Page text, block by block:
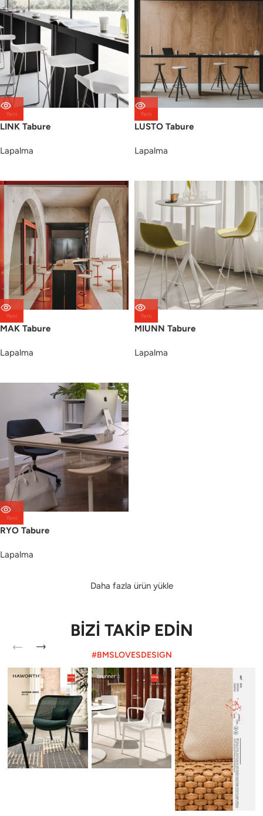
Yeni
LINK Tabure
Lapalma
Yeni
LUSTO Tabure
Lapalma
Yeni
MAK Tabure
Lapalma
Yeni
MIUNN Tabure
Lapalma
Yeni
RYO Tabure
Lapalma
Daha fazla ürün yükle
BİZİ TAKİP EDİN
#BMSLOVESDESIGN